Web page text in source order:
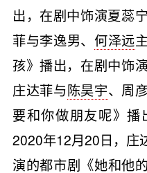
出，在剧中饰演夏蕊
菲与李逸男、 何泽远
孩》播出，在剧中饰
庄达菲与陈昊宇、周
要和你做朋友呢》播
2020年12月20日，庄
演的都市剧《她和他